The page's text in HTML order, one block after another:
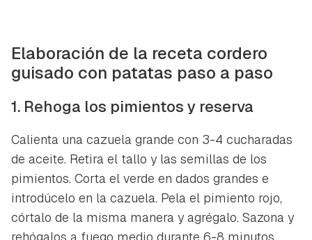
Elaboración de la receta cordero
guisado con patatas paso a paso
1. Rehoga los pimientos y reserva
Calienta una cazuela grande con 3-4 cucharadas
de aceite. Retira el tallo y las semillas de los
pimientos. Corta el verde en dados grandes e
introdúcelo en la cazuela. Pela el pimiento rojo,
córtalo de la misma manera y agrégalo. Sazona y